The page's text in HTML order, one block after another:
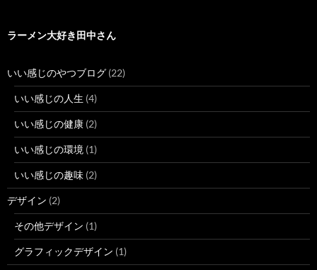
ラーメン大好き田中さん
いい感じのやつブログ (22)
いい感じの人生 (4)
いい感じの健康 (2)
いい感じの環境 (1)
いい感じの趣味 (2)
デザイン (2)
その他デザイン (1)
グラフィックデザイン (1)